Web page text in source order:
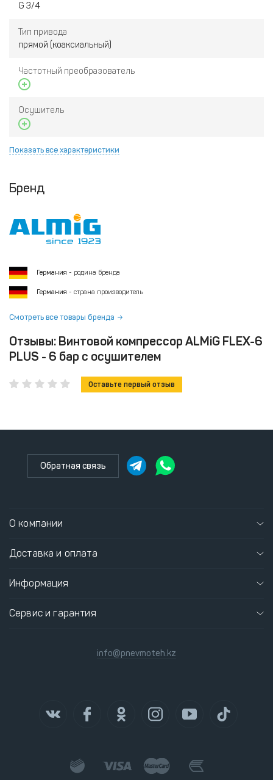
G 3/4
Тип привода
прямой (коаксиальный)
Частотный преобразователь
Осушитель
Показать все характеристики
Бренд
Германия - родина бренда
Германия - страна производитель
Смотреть все товары бренда
Отзывы: Винтовой компрессор ALMiG FLEX-6
PLUS - 6 бар с осушителем
Оставьте первый отзыв
Обратная связь
О компании
Доставка и оплата
Информация
Сервис и гарантия
info@pnevmoteh.kz